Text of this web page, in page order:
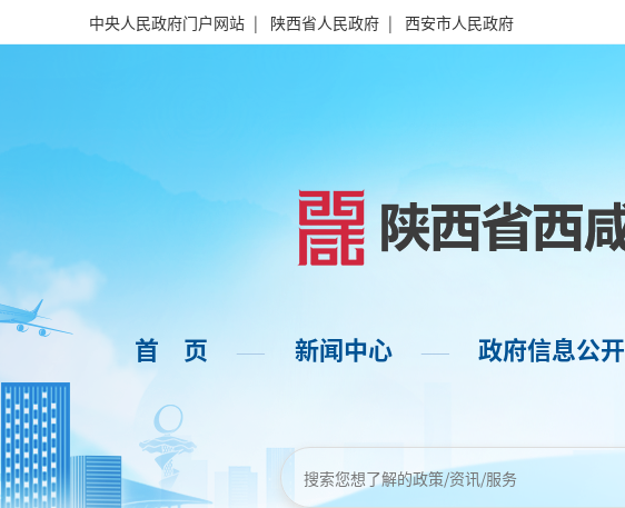
中央人民政府门户网站 | 陕西省人民政府 | 西安市人民政府
首 页 —— 新闻中心 —— 政府信息公开